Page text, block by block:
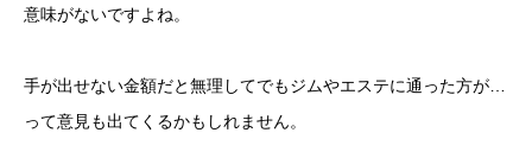
意味がないですよね。
手が出せない金額だと無理してでもジムやエステに通った方が…
って意見も出てくるかもしれません。